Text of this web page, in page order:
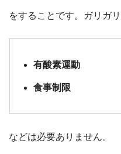
をすることです。ガリガ
有酸素運動
食事制限
などは必要ありません。